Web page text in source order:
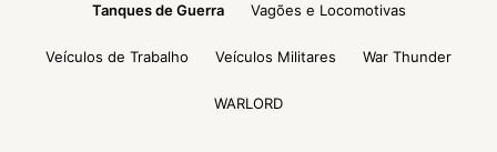
Tanques de Guerra Vagões e Locomotivas
Veículos de Trabalho Veículos Militares War Thunder
WARLORD